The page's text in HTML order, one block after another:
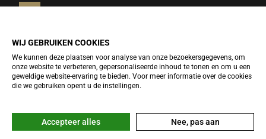
beantwoorden.
NIEUWSBRIEF
Meld je nu gratis aan voor de DTS-Nieuwsbrief en ontvang het
E-mailadres
WIJ GEBRUIKEN COOKIES
We kunnen deze plaatsen voor analyse van onze bezoekersgegevens, om
onze website te verbeteren, gepersonaliseerde inhoud te tonen en om u een
geweldige website-ervaring te bieden. Voor meer informatie over de cookies
die we gebruiken opent u de instellingen.
Accepteer alles Nee, pas aan